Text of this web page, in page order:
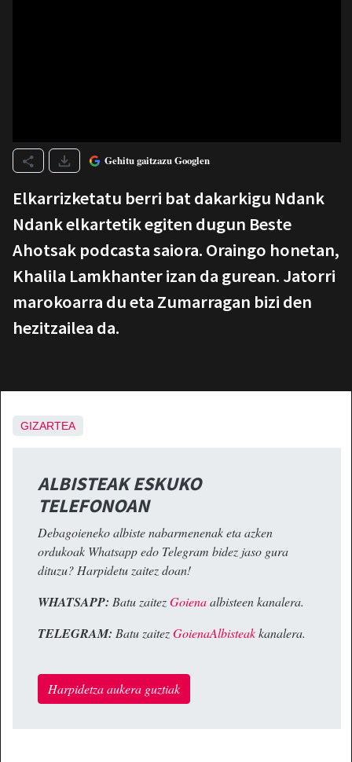
Gehitu gaitzazu Googlen
Elkarrizketatu berri bat dakarkigu Ndank
Ndank elkartetik egiten dugun Beste
Ahotsak podcasta saiora. Oraingo honetan,
Khalila Lamkhanter izan da gurean. Jatorri
marokoarra du eta Zumarragan bizi den
hezitzailea da.
GIZARTEA
ALBISTEAK ESKUKO
TELEFONOAN
Debagoieneko albiste nabarmenenak eta azken
ordukoak Whatsapp edo Telegram bidez jaso gura
dituzu? Harpidetu zaitez doan!
WHATSAPP: Batu zaitezGoienaalbisteen kanalera.
TELEGRAM: Batu zaitezGoienaAlbisteakkanalera.
Harpidetza aukera guztiak